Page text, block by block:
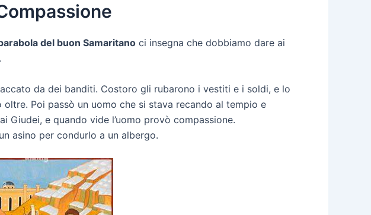
del buon Samaritano ci insegna che dobbiamo dare ai
da dei banditi. Costoro gli rubarono i vestiti e i soldi, e lo
Poi passò un uomo che si stava recando al tempio e
Giudei, e quando vide l’uomo provò compassione.
asino per condurlo a un albergo.